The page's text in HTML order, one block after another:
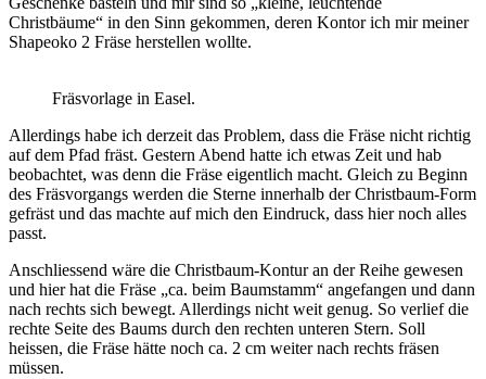
Christbäume“ in den Sinn gekommen, deren Kontor ich mir meiner
Shapeoko 2 Fräse herstellen wollte.
Fräsvorlage in Easel.
Allerdings habe ich derzeit das Problem, dass die Fräse nicht richtig
auf dem Pfad fräst. Gestern Abend hatte ich etwas Zeit und hab
beobachtet, was denn die Fräse eigentlich macht. Gleich zu Beginn
des Fräsvorgangs werden die Sterne innerhalb der Christbaum-Form
gefräst und das machte auf mich den Eindruck, dass hier noch alles
passt.
Anschliessend wäre die Christbaum-Kontur an der Reihe gewesen
und hier hat die Fräse „ca. beim Baumstamm“ angefangen und dann
nach rechts sich bewegt. Allerdings nicht weit genug. So verlief die
rechte Seite des Baums durch den rechten unteren Stern. Soll
heissen, die Fräse hätte noch ca. 2 cm weiter nach rechts fräsen
müssen.